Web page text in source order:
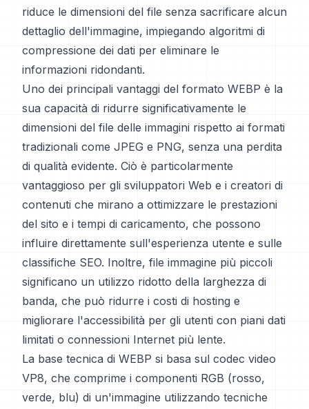
riduce le dimensioni del file senza sacrificare alcun
dettaglio dell'immagine, impiegando algoritmi di
compressione dei dati per eliminare le
informazioni ridondanti.
Uno dei principali vantaggi del formato WEBP è la
sua capacità di ridurre significativamente le
dimensioni del file delle immagini rispetto ai formati
tradizionali come JPEG e PNG, senza una perdita
di qualità evidente. Ciò è particolarmente
vantaggioso per gli sviluppatori Web e i creatori di
contenuti che mirano a ottimizzare le prestazioni
del sito e i tempi di caricamento, che possono
influire direttamente sull'esperienza utente e sulle
classifiche SEO. Inoltre, file immagine più piccoli
significano un utilizzo ridotto della larghezza di
banda, che può ridurre i costi di hosting e
migliorare l'accessibilità per gli utenti con piani dati
limitati o connessioni Internet più lente.
La base tecnica di WEBP si basa sul codec video
VP8, che comprime i componenti RGB (rosso,
verde, blu) di un'immagine utilizzando tecniche